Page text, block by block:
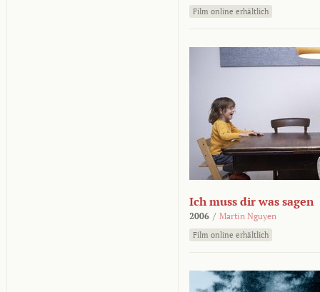
Film online erhältlich
Ich muss dir was sagen
2006 / Martin Nguyen
Film online erhältlich